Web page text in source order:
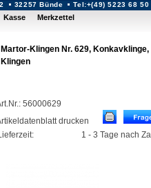
32257 Bünde Tel:+(49) 5223 68 50
Kasse Merkzettel
Martor-Klingen Nr. 629, Konkavklinge,
Klingen
56000629
drucken
1 - 3 Tage nach